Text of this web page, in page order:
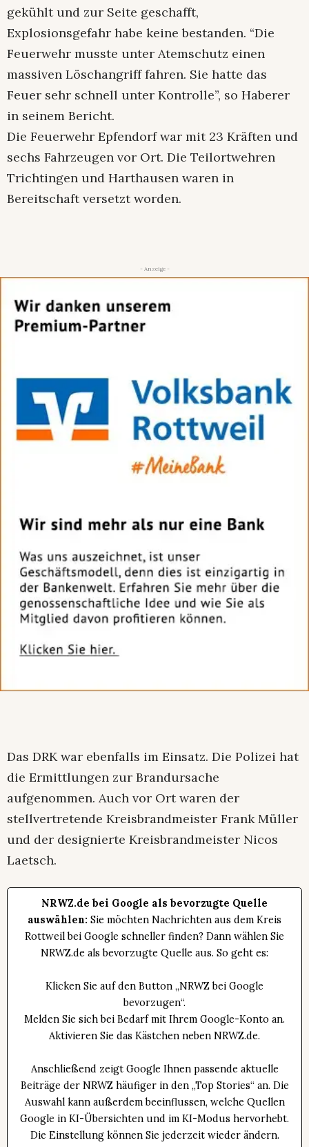
gekühlt und zur Seite geschafft,
Explosionsgefahr habe keine bestanden. “Die
Feuerwehr musste unter Atemschutz einen
massiven Löschangriff fahren. Sie hatte das
Feuer sehr schnell unter Kontrolle”, so Haberer
in seinem Bericht.
Die Feuerwehr Epfendorf war mit 23 Kräften und
sechs Fahrzeugen vor Ort. Die Teilortwehren
Trichtingen und Harthausen waren in
Bereitschaft versetzt worden.
- Anzeige -
Das DRK war ebenfalls im Einsatz. Die Polizei hat
die Ermittlungen zur Brandursache
aufgenommen. Auch vor Ort waren der
stellvertretende Kreisbrandmeister Frank Müller
und der designierte Kreisbrandmeister Nicos
Laetsch.
NRWZ.de bei Google als bevorzugte Quelle
auswählen: Sie möchten Nachrichten aus dem Kreis
Rottweil bei Google schneller finden? Dann wählen Sie
NRWZ.de als bevorzugte Quelle aus. So geht es:
Klicken Sie auf den Button „NRWZ bei Google
bevorzugen“.
Melden Sie sich bei Bedarf mit Ihrem Google-Konto an.
Aktivieren Sie das Kästchen neben NRWZ.de.
Anschließend zeigt Google Ihnen passende aktuelle
Beiträge der NRWZ häufiger in den „Top Stories“ an. Die
Auswahl kann außerdem beeinflussen, welche Quellen
Google in KI-Übersichten und im KI-Modus hervorhebt.
Die Einstellung können Sie jederzeit wieder ändern.